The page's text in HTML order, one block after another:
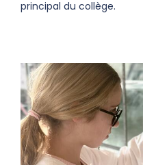
principal du collège.